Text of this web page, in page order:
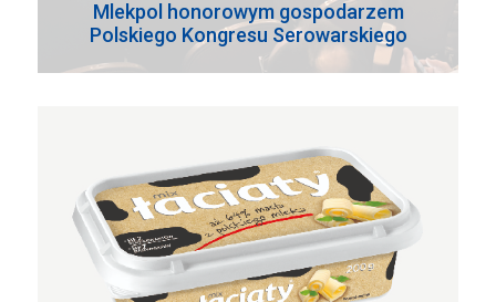
Mlekpol honorowym gospodarzem
Polskiego Kongresu Serowarskiego